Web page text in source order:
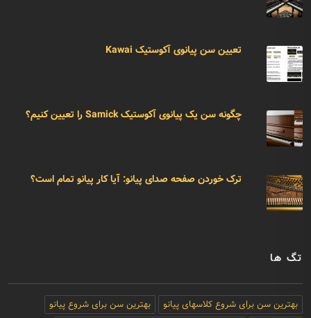
تعیین سن پیانوی آکوستیک Kawai
چگونه سن یک پیانوی آکوستیک Samick را تعیین کنیم؟
ترک خوردن صفحه صدای پیانو: آیا کار پیانو تمام است؟
تگ ها
بهترین سن برای شروع کلاسهای پیانو
بهترین سن برای شروع پیانو